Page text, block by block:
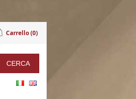
Carrello(0)